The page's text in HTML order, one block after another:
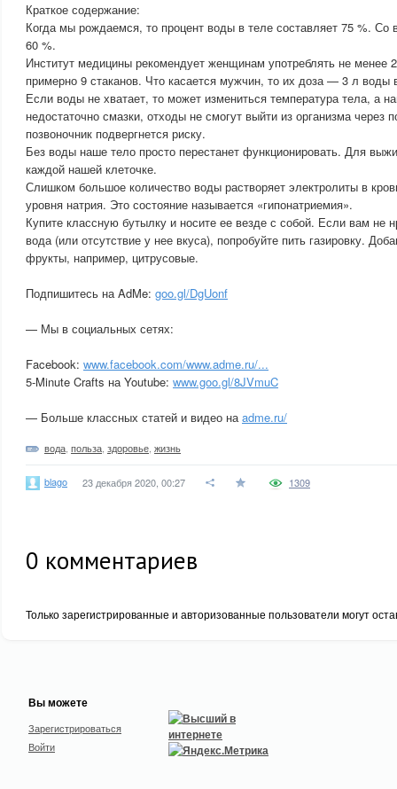
Краткое содержание:
Когда мы рождаемся, то процент воды в теле составляет 75 %. Со
60 %.
Институт медицины рекомендует женщинам употреблять не менее
примерно 9 стаканов. Что касается мужчин, то их доза — 3 л воды
Если воды не хватает, то может измениться температура тела, а
недостаточно смазки, отходы не смогут выйти из организма
позвоночник подвергнется риску.
Без воды наше тело просто перестанет функционировать. Для
каждой нашей клеточке.
Слишком большое количество воды растворяет электролиты в
уровня натрия. Это состояние называется «гипонатриемия».
Купите классную бутылку и носите ее везде с собой. Если вам не
вода (или отсутствие у нее вкуса), попробуйте пить газировку.
фрукты, например, цитрусовые.
Подпишитесь на AdMe: goo.gl/DgUonf
— Мы в социальных сетях:
Facebook: www.facebook.com/www.adme.ru/...
5-Minute Crafts на Youtube: www.goo.gl/8JVmuC
— Больше классных статей и видео наadme.ru/
вода польза здоровье жизнь
blago 23 декабря 2020, 00:27 1309
0 комментариев
Только зарегистрированные и авторизованные пользователи могут
Вы можете
Зарегистрироваться
Войти